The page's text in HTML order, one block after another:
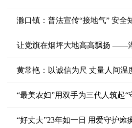
滁口镇：普法宣传“接地气” 安全
让党旗在烟坪大地高高飘扬 ——
黄常艳：以诚信为尺 丈量人间温
“最美农妇”用双手为三代人筑起“
“好丈夫”23年如一日 用爱守护瘫